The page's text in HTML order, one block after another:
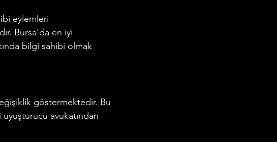
eylemleri
Bursa'da en iyi
bilgi sahibi olmak
göstermektedir. Bu
avukatından